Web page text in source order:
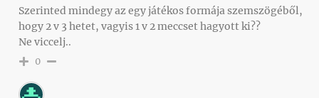
Szerinted mindegy az egy játékos formája szemszögéből,
hogy 2 v 3 hetet, vagyis 1 v 2 meccset hagyott ki??
Ne viccelj..
0